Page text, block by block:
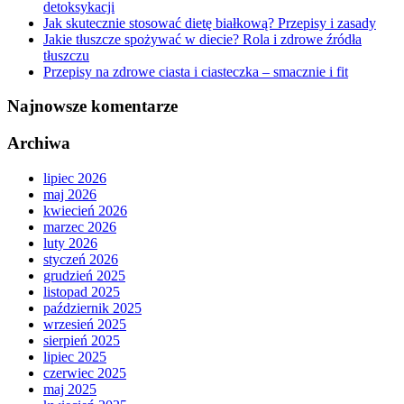
detoksykacji
Jak skutecznie stosować dietę białkową? Przepisy i zasady
Jakie tłuszcze spożywać w diecie? Rola i zdrowe źródła
tłuszczu
Przepisy na zdrowe ciasta i ciasteczka – smacznie i fit
Najnowsze komentarze
Archiwa
lipiec 2026
maj 2026
kwiecień 2026
marzec 2026
luty 2026
styczeń 2026
grudzień 2025
listopad 2025
październik 2025
wrzesień 2025
sierpień 2025
lipiec 2025
czerwiec 2025
maj 2025